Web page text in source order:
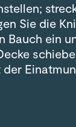
Sie die
Bauch ein